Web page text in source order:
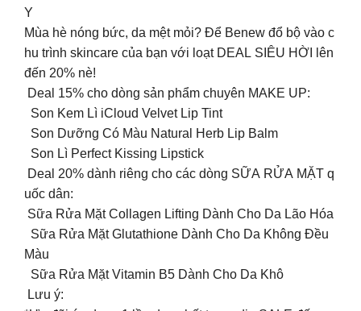
Y️
Mùa hè nóng bức, da mệt mỏi? Để Benew đổ bộ vào c
hu trình skincare của bạn với loạt DEAL SIÊU HỜI lên
đến 20% nè!
Deal 15% cho dòng sản phẩm chuyên MAKE UP:
Son Kem Lì iCloud Velvet Lip Tint
Son Dưỡng Có Màu Natural Herb Lip Balm
Son Lì Perfect Kissing Lipstick
Deal 20% dành riêng cho các dòng SỮA RỬA MẶT q
uốc dân:
Sữa Rửa Mặt Collagen Lifting Dành Cho Da Lão Hóa
Sữa Rửa Mặt Glutathione Dành Cho Da Không Đều
Màu
Sữa Rửa Mặt Vitamin B5 Dành Cho Da Khô
Lưu ý: